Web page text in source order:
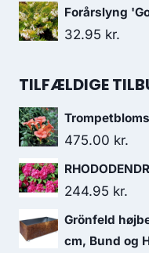
Forårslyng
32.95 kr.
TILFÆLDIGE
475.00 kr.
244.95 kr.
Grönfeld
cm, Bund og